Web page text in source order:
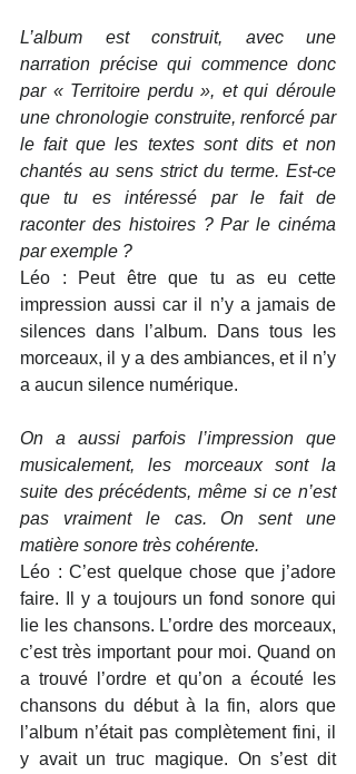
L’album est construit, avec une
narration précise qui commence donc
par « Territoire perdu », et qui déroule
une chronologie construite, renforcé par
le fait que les textes sont dits et non
chantés au sens strict du terme. Est-ce
que tu es intéressé par le fait de
raconter des histoires ? Par le cinéma
par exemple ?
Léo : Peut être que tu as eu cette
impression aussi car il n’y a jamais de
silences dans l’album. Dans tous les
morceaux, il y a des ambiances, et il n’y
a aucun silence numérique.
On a aussi parfois l’impression que
musicalement, les morceaux sont la
suite des précédents, même si ce n’est
pas vraiment le cas. On sent une
matière sonore très cohérente.
Léo : C’est quelque chose que j’adore
faire. Il y a toujours un fond sonore qui
lie les chansons. L’ordre des morceaux,
c’est très important pour moi. Quand on
a trouvé l’ordre et qu’on a écouté les
chansons du début à la fin, alors que
l’album n’était pas complètement fini, il
y avait un truc magique. On s’est dit